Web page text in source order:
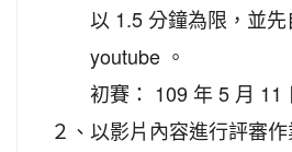
以 1.5 分鐘為限，並
youtube 。
２、
初賽： 109 年 5 月 11
以影片內容進行評審